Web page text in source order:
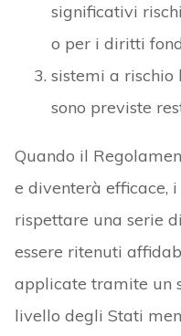
significativi
o per i diritti
sistemi a rischio
sono previste
Quando il
e diventerà efficace,
rispettare una serie
essere ritenuti
applicate tramite un
livello degli Stati